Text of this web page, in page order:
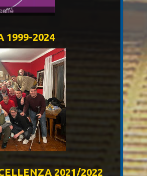
1999-2024
2021/2022